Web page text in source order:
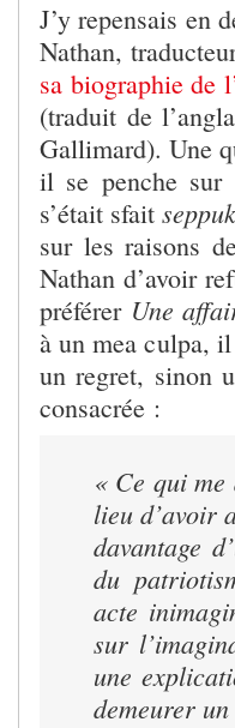
J’y repensais en
Nathan,
sa biographie de
(traduit de
Gallimard). Une
il se penche sur
s’était sfait
sur les raisons
Nathan d’avoir
préférer Une
à un mea culpa,
un regret, sinon
consacrée :
« Ce qui me
lieu d’avoir
davantage
du
acte
sur
une
demeurer